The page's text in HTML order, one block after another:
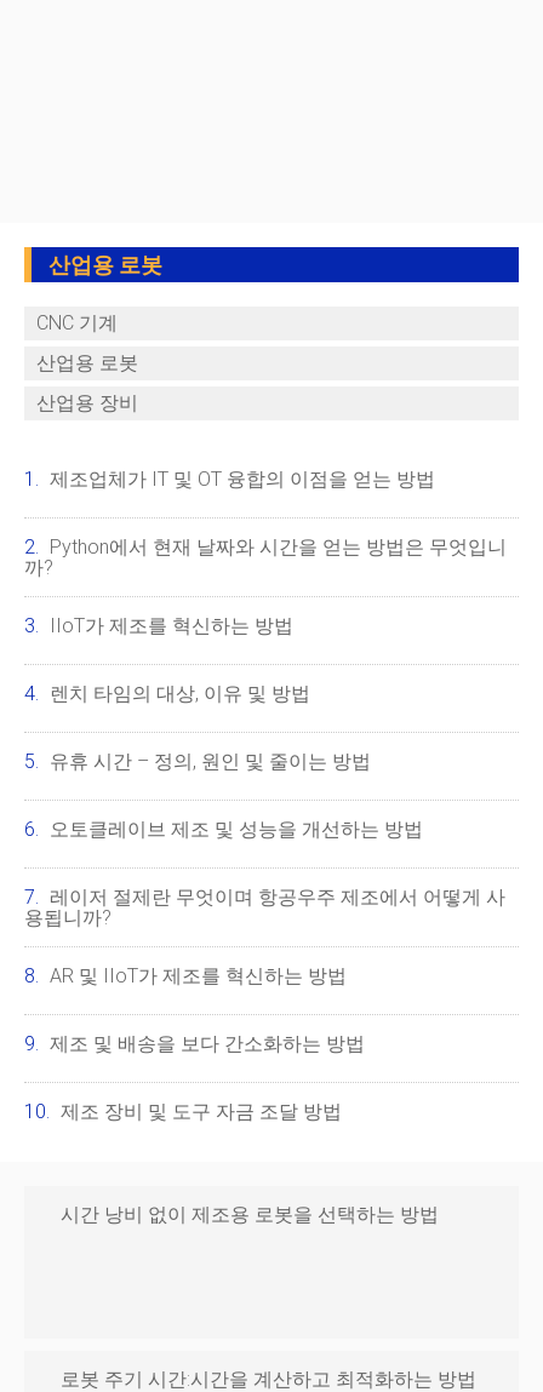
산업용 로봇
CNC 기계
산업용 로봇
산업용 장비
제조업체가 IT 및 OT 융합의 이점을 얻는 방법
Python에서 현재 날짜와 시간을 얻는 방법은 무엇입니
까?
IIoT가 제조를 혁신하는 방법
렌치 타임의 대상, 이유 및 방법
유휴 시간 – 정의, 원인 및 줄이는 방법
오토클레이브 제조 및 성능을 개선하는 방법
레이저 절제란 무엇이며 항공우주 제조에서 어떻게 사
용됩니까?
AR 및 IIoT가 제조를 혁신하는 방법
제조 및 배송을 보다 간소화하는 방법
제조 장비 및 도구 자금 조달 방법
시간 낭비 없이 제조용 로봇을 선택하는 방법
로봇 주기 시간:시간을 계산하고 최적화하는 방법